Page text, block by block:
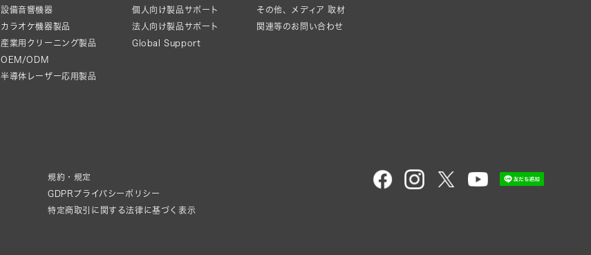
設備音響機器
カラオケ機器製品
産業用クリーニング製品
OEM/ODM
半導体レーザー応用製品
個人向け製品サポート
法人向け製品サポート
Global Support
その他、メディア 取材
関連等のお問い合わせ
規約・規定
GDPRプライバシーポリシー
特定商取引に関する法律に基づく表示